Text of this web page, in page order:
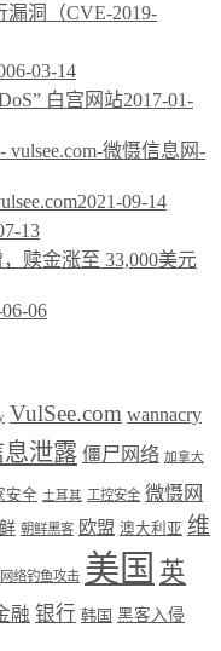
洞（CVE-2019-
03-14
白宫网站2017-01-
2021-09-14
13
赎金涨至 33,000美元
06
VulSee.com wannacry
息泄露 僵尸网络 加拿大
安全 土耳其 工控安全 微慑网
朝鲜黑客 欧盟 澳大利亚 维
网络钓鱼攻击 美国 英
融 银行 韩国 黑客入侵